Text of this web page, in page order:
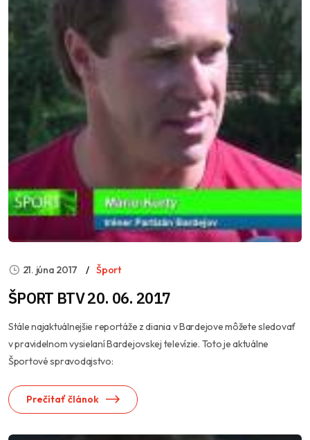
21. júna 2017 Šport
ŠPORT BTV 20. 06. 2017
Stále najaktuálnejšie reportáže z diania v Bardejove môžete sledovať
v pravidelnom vysielaní Bardejovskej televízie. Toto je aktuálne
Športové spravodajstvo:
Prečítať článok